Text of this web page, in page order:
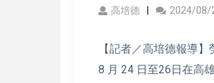
高培德 2024/08/
【記者／高培德報導
8 月 24 日至26日在高